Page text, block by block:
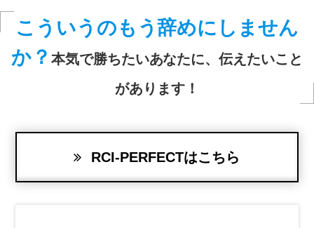
こういうのもう辞めにしません
か？ 本気で勝ちたいあなたに、伝えたいこと
があります！
RCI-PERFECTはこちら